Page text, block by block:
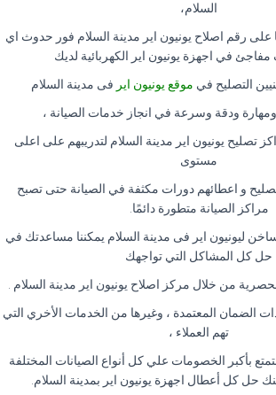
السلام،
على رقم اصلاح يونيون اير مدينة السلام فور حدوث اي
في اجهزة يونيون اير الكهربائية لديك
التصليح في موقع يونيون اير فى مدينة السلام
ودقة وسرعة في انجاز خدمات الصيانة ،
تصليح يونيون اير مدينة السلام لتدريبهم على اعلى
مستوى
و اعطائهم دورات مكثفة في الصيانة حتى تصبح
مراكز الصيانة متطورة دائمًا
ليونيون اير فى مدينة السلام يمكننا مساعدتك في
حل كل المشاكل التي تواجهك
من خلال مركز اصلاح يونيون اير مدينة السلام
الضمان المعتمدة ، وغيرها من الخدمات الأخري التي
تهم العملاء ،
بأكبر الخصومات علي كل أنواع الصيانات المختلفة
حل كل أعطال اجهزة يونيون اير بمدينة السلام